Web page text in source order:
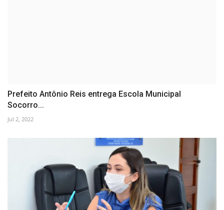
Prefeito Antônio Reis entrega Escola Municipal
Socorro...
Jul 2, 2022